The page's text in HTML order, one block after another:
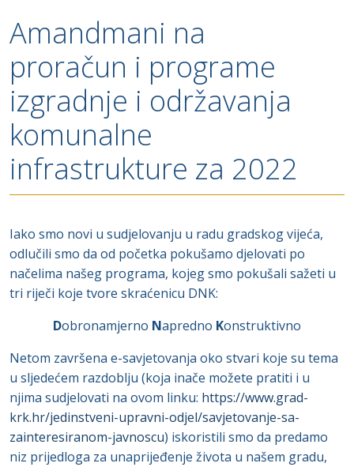
Amandmani na
proračun i programe
izgradnje i održavanja
komunalne
infrastrukture za 2022
Iako smo novi u sudjelovanju u radu gradskog vijeća,
odlučili smo da od početka pokušamo djelovati po
načelima našeg programa, kojeg smo pokušali sažeti u
tri riječi koje tvore skraćenicu DNK:
Dobronamjerno Napredno Konstruktivno
Netom završena e-savjetovanja oko stvari koje su tema
u sljedećem razdoblju (koja inače možete pratiti i u
njima sudjelovati na ovom linku: https://www.grad-
krk.hr/jedinstveni-upravni-odjel/savjetovanje-sa-
zainteresiranom-javnoscu) iskoristili smo da predamo
niz prijedloga za unaprijeđenje života u našem gradu,